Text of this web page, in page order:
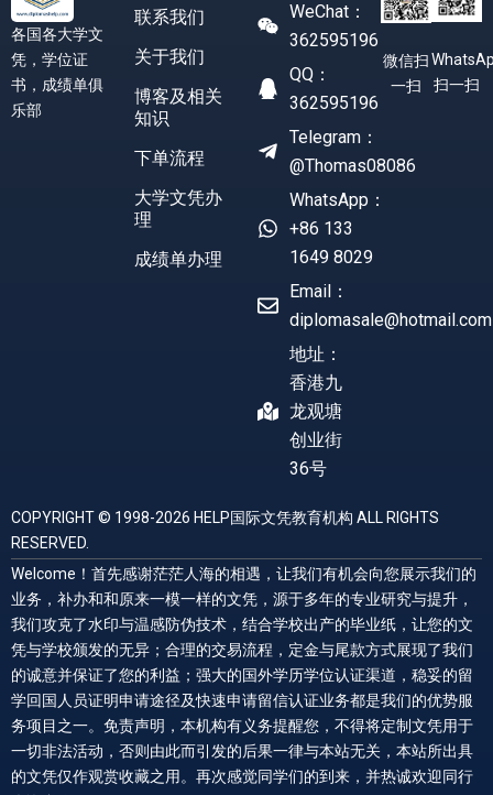
各国各大学文
凭，学位证
书，成绩单俱
乐部
联系我们
关于我们
博客及相关
知识
下单流程
大学文凭办
理
成绩单办理
WeChat：
362595196
QQ：
362595196
Telegram：
@Thomas08086
WhatsApp：
+86 133
1649 8029
Email：
diplomasale@hotmail.com
地址：
香港九
龙观塘
创业街
36号
微信扫
一扫
扫一扫
COPYRIGHT © 1998-2026 HELP国际文凭教育机构 ALL RIGHTS
RESERVED.
Welcome！首先感谢茫茫人海的相遇，让我们有机会向您展示我们的
业务，补办和和原来一模一样的文凭，源于多年的专业研究与提升，
我们攻克了水印与温感防伪技术，结合学校出产的毕业纸，让您的文
凭与学校颁发的无异；合理的交易流程，定金与尾款方式展现了我们
的诚意并保证了您的利益；强大的国外学历学位认证渠道，稳妥的留
学回国人员证明申请途径及快速申请留信认证业务都是我们的优势服
务项目之一。免责声明，本机构有义务提醒您，不得将定制文凭用于
一切非法活动，否则由此而引发的后果一律与本站无关，本站所出具
的文凭仅作观赏收藏之用。再次感觉同学们的到来，并热诚欢迎同行